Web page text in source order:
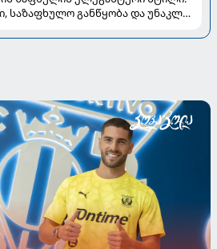
საზაფხულო განწყობა და უნაკლო